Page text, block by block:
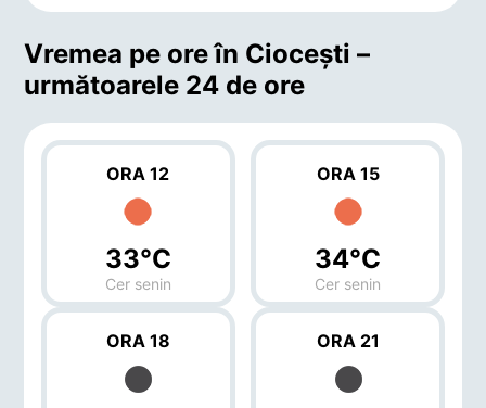
Vremea pe ore în Cioceşti –
următoarele 24 de ore
ORA 12
33°C
Cer senin
ORA 15
34°C
Cer senin
ORA 18 ORA 21